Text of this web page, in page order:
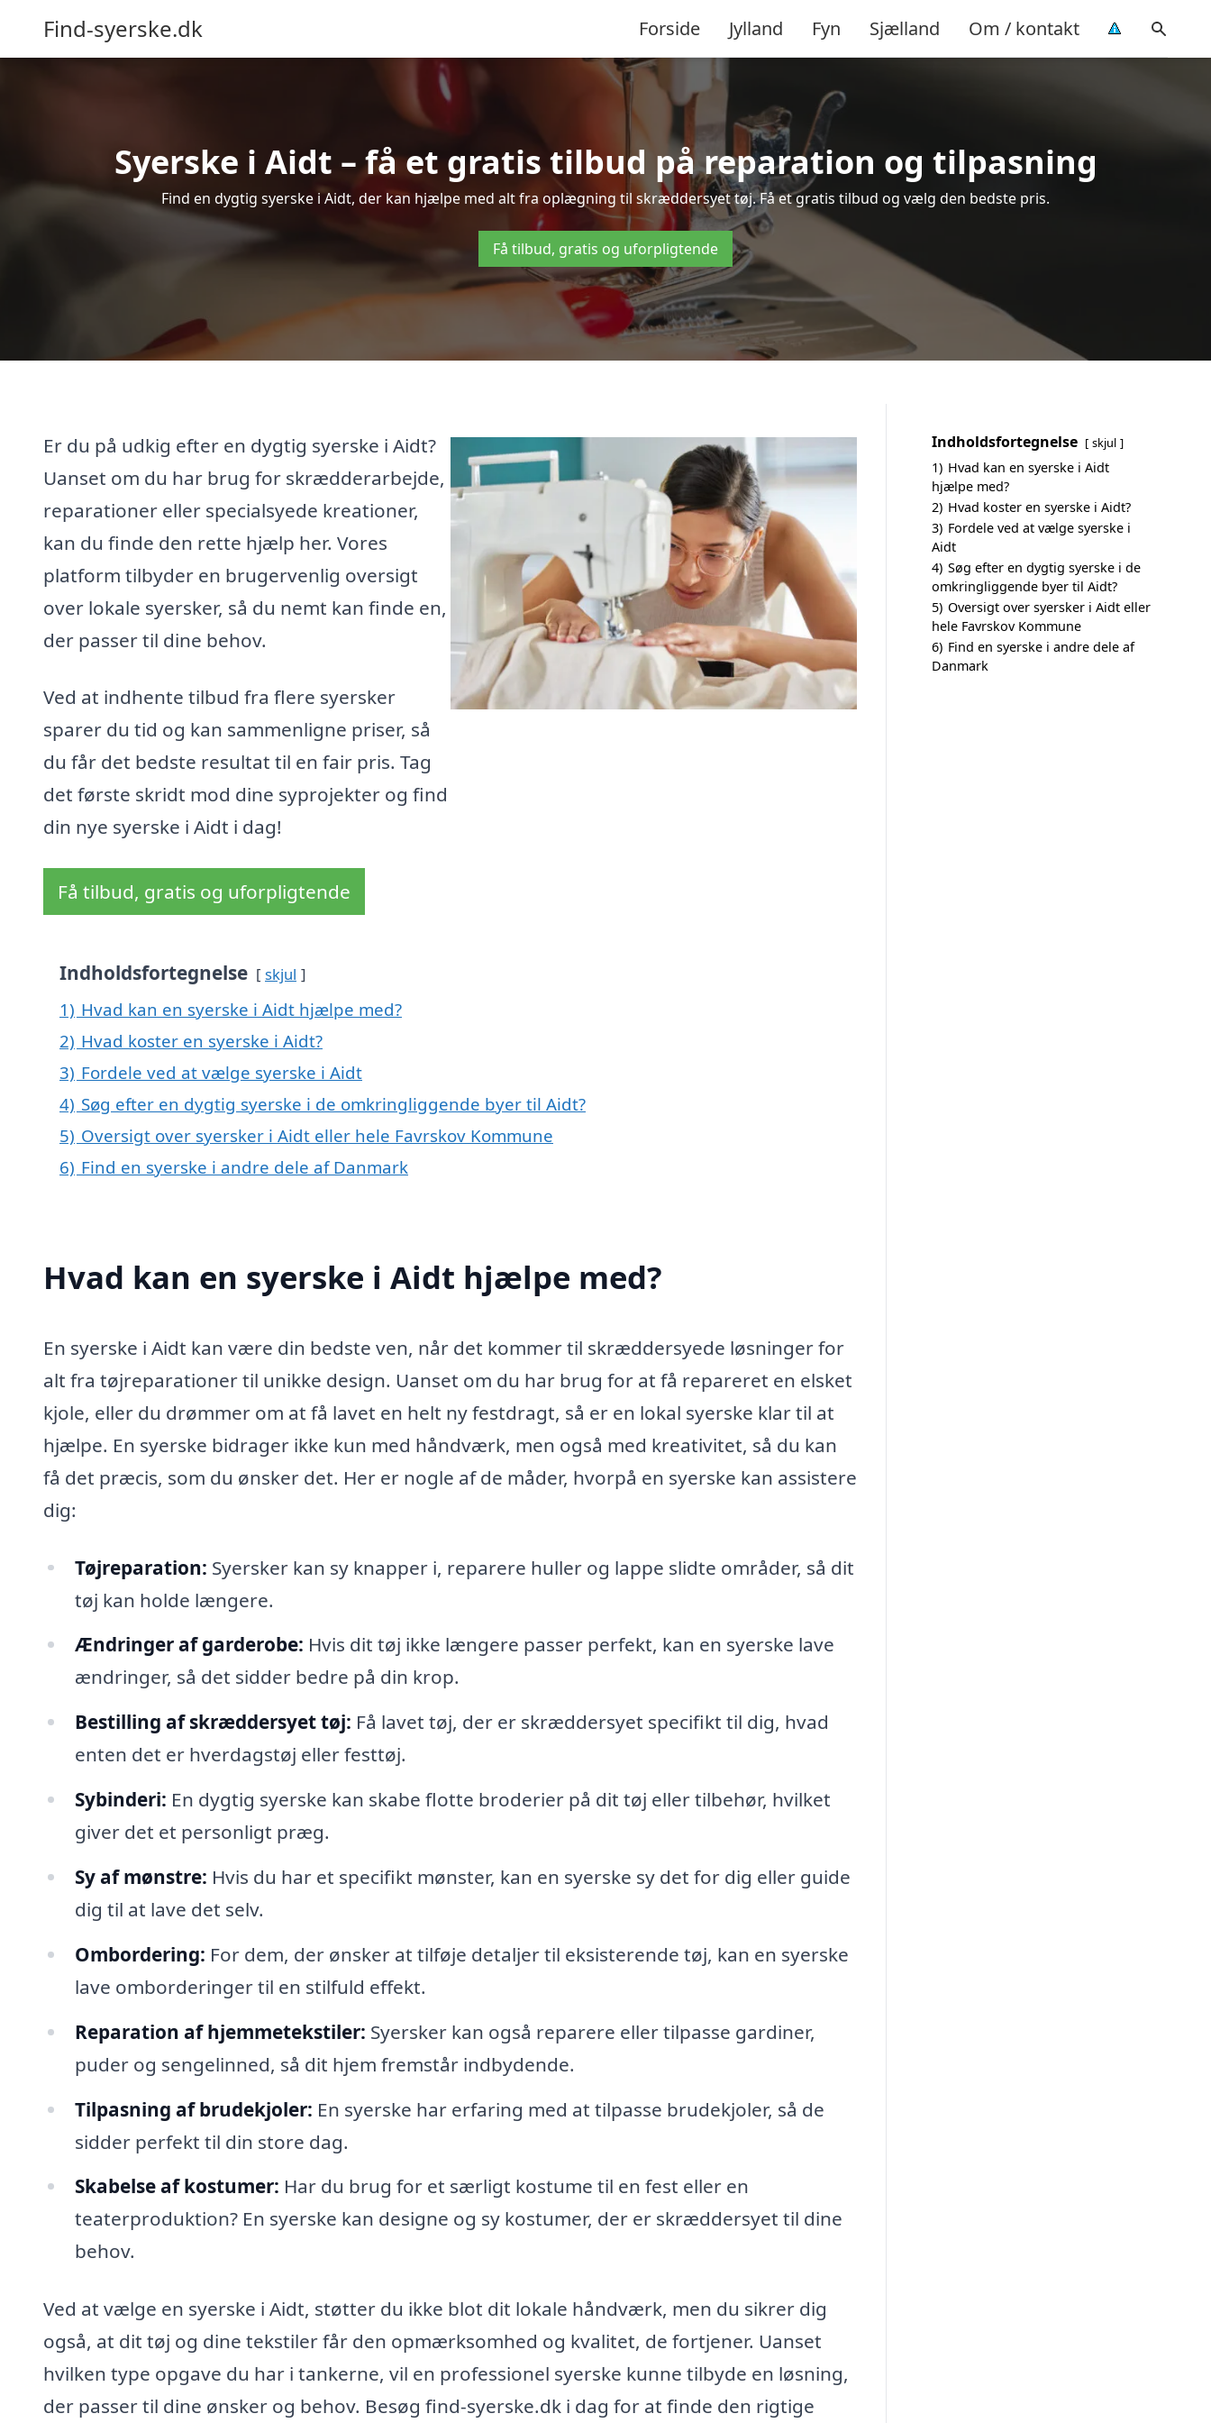
Find-syerske.dk Forside Jylland Fyn Sjælland Om / kontakt
Syerske i Aidt – få et gratis tilbud på reparation og tilpasning
Find en dygtig syerske i Aidt, der kan hjælpe med alt fra oplægning til skræddersyet tøj. Få et gratis tilbud og vælg den bedste pris.
Få tilbud, gratis og uforpligtende
Er du på udkig efter en dygtig syerske i Aidt?
Uanset om du har brug for skrædderarbejde,
reparationer eller specialsyede kreationer,
kan du finde den rette hjælp her. Vores
platform tilbyder en brugervenlig oversigt
over lokale syersker, så du nemt kan finde en,
der passer til dine behov.
Ved at indhente tilbud fra flere syersker
sparer du tid og kan sammenligne priser, så
du får det bedste resultat til en fair pris. Tag
det første skridt mod dine syprojekter og find
din nye syerske i Aidt i dag!
Få tilbud, gratis og uforpligtende
Indholdsfortegnelse skjul
1) Hvad kan en syerske i Aidt hjælpe med?
2) Hvad koster en syerske i Aidt?
3) Fordele ved at vælge syerske i Aidt
4) Søg efter en dygtig syerske i de omkringliggende byer til Aidt?
5) Oversigt over syersker i Aidt eller hele Favrskov Kommune
6) Find en syerske i andre dele af Danmark
Hvad kan en syerske i Aidt hjælpe med?
En syerske i Aidt kan være din bedste ven, når det kommer til skræddersyede løsninger for
alt fra tøjreparationer til unikke design. Uanset om du har brug for at få repareret en elsket
kjole, eller du drømmer om at få lavet en helt ny festdragt, så er en lokal syerske klar til at
hjælpe. En syerske bidrager ikke kun med håndværk, men også med kreativitet, så du kan
få det præcis, som du ønsker det. Her er nogle af de måder, hvorpå en syerske kan assistere
dig:
Tøjreparation: Syersker kan sy knapper i, reparere huller og lappe slidte områder, så dit
tøj kan holde længere.
Ændringer af garderobe: Hvis dit tøj ikke længere passer perfekt, kan en syerske lave
ændringer, så det sidder bedre på din krop.
Bestilling af skræddersyet tøj: Få lavet tøj, der er skræddersyet specifikt til dig, hvad
enten det er hverdagstøj eller festtøj.
Sybinderi: En dygtig syerske kan skabe flotte broderier på dit tøj eller tilbehør, hvilket
giver det et personligt præg.
Sy af mønstre: Hvis du har et specifikt mønster, kan en syerske sy det for dig eller guide
dig til at lave det selv.
Ombordering: For dem, der ønsker at tilføje detaljer til eksisterende tøj, kan en syerske
lave omborderinger til en stilfuld effekt.
Reparation af hjemmetekstiler: Syersker kan også reparere eller tilpasse gardiner,
puder og sengelinned, så dit hjem fremstår indbydende.
Tilpasning af brudekjoler: En syerske har erfaring med at tilpasse brudekjoler, så de
sidder perfekt til din store dag.
Skabelse af kostumer: Har du brug for et særligt kostume til en fest eller en
teaterproduktion? En syerske kan designe og sy kostumer, der er skræddersyet til dine
behov.
Ved at vælge en syerske i Aidt, støtter du ikke blot dit lokale håndværk, men du sikrer dig
også, at dit tøj og dine tekstiler får den opmærksomhed og kvalitet, de fortjener. Uanset
hvilken type opgave du har i tankerne, vil en professionel syerske kunne tilbyde en løsning,
der passer til dine ønsker og behov. Besøg find-syerske.dk i dag for at finde den rigtige
Indholdsfortegnelse skjul
1) Hvad kan en syerske i Aidt
hjælpe med?
2) Hvad koster en syerske i Aidt?
3) Fordele ved at vælge syerske i
Aidt
4) Søg efter en dygtig syerske i de
omkringliggende byer til Aidt?
5) Oversigt over syersker i Aidt eller
hele Favrskov Kommune
6) Find en syerske i andre dele af
Danmark